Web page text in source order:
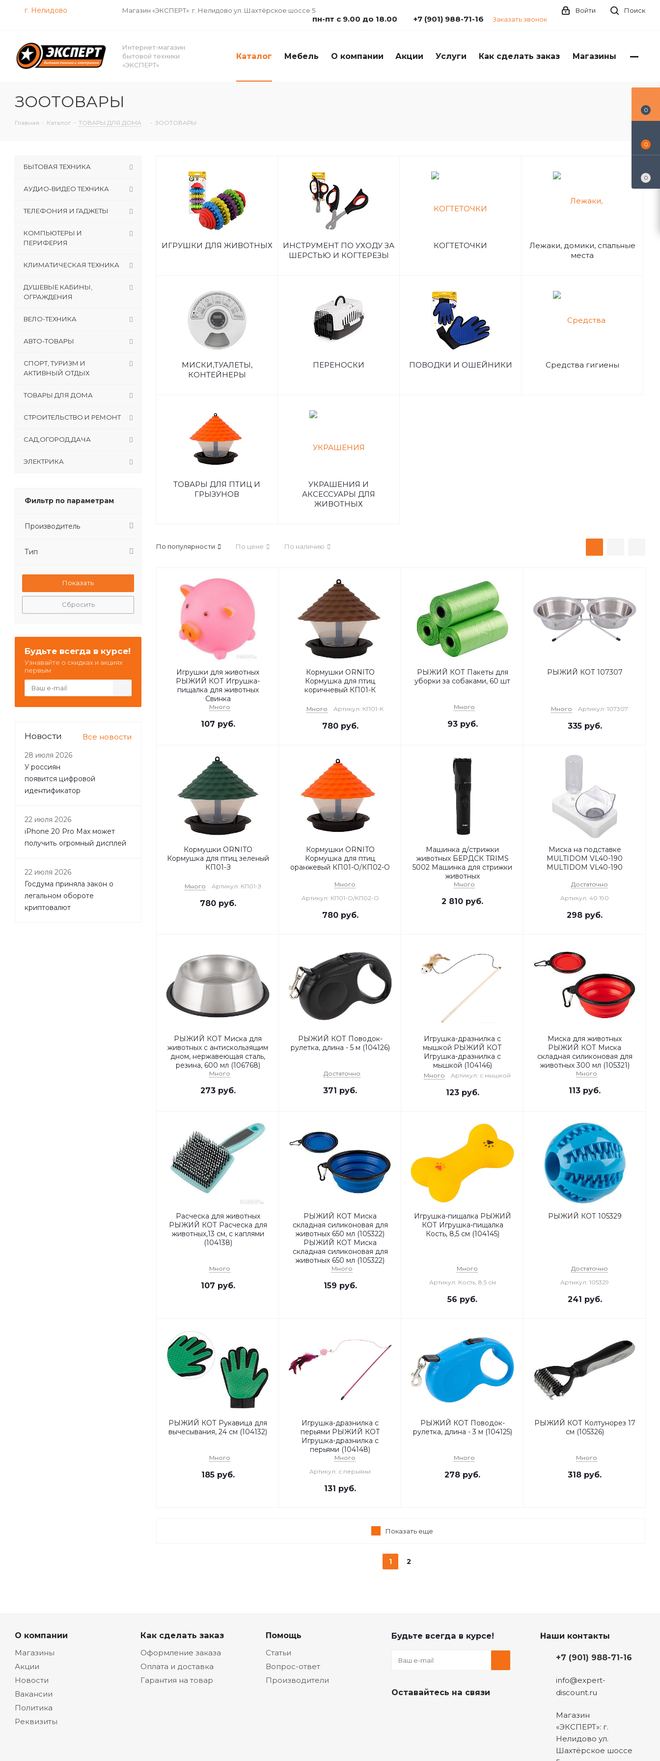
г. Нелидово Магазин «ЭКСПЕРТ»: г. Нелидово ул. Шахтёрское шоссе 5 Поиск
Войти
пн-пт с 9.00 до 18.00 +7 (901) 988-71-16 Заказать звонок
Интернет-магазин
бытовой техники
«ЭКСПЕРТ»
Каталог Мебель О компании Акции Услуги Как сделать заказ Магазины
ЗООТОВАРЫ
Главная - Каталог - ТОВАРЫ ДЛЯ ДОМА - ЗООТОВАРЫ
ИГРУШКИ ДЛЯ ЖИВОТНЫХ
ИНСТРУМЕНТ ПО УХОДУ ЗА
ШЕРСТЬЮ И КОГТЕРЕЗЫ
КОГТЕТОЧКИ
Лежаки, домики, спальные
места
МИСКИ,ТУАЛЕТЫ,
КОНТЕЙНЕРЫ
ПЕРЕНОСКИ ПОВОДКИ И ОШЕЙНИКИ Средства гигиены
ТОВАРЫ ДЛЯ ПТИЦ И
ГРЫЗУНОВ
УКРАШЕНИЯ И
АКСЕССУАРЫ ДЛЯ
ЖИВОТНЫХ
По популярности По цене По наличию
Игрушки для животных
РЫЖИЙ КОТ Игрушка-
пищалка для животных
Свинка
Много
107 руб.
Кормушки ORNITO
Кормушка для птиц
коричневый КП01-К
Много Артикул: КП01-К
780руб.
РЫЖИЙ КОТ Пакеты для
уборки за собаками, 60 шт
Много
93руб.
РЫЖИЙ КОТ 107307
Много Артикул: 107307
335руб.
Кормушки ORNITO
Кормушка для птиц зеленый
КП01-З
Много Артикул: КП01-З
780руб.
Кормушки ORNITO
Кормушка для птиц
оранжевый КП01-О/КП02-О
Много
Артикул: КП01-О/КП02-О
780руб.
Машинка д/стрижки
животных БЕРДСК TRIMS
5002 Машинка для стрижки
животных
Много
2 810 руб.
Миска на подставке
MULTIDOM VL40-190
MULTIDOM VL40-190
Достаточно
Артикул: 40.190
298 руб.
РЫЖИЙ КОТ Миска для
животных с антискользящим
дном, нержавеющая сталь,
резина, 600 мл (106768)
Много
273руб.
РЫЖИЙ КОТ Поводок-
рулетка, длина - 5 м (104126)
Достаточно
371 руб.
Игрушка-дразнилка с
мышкой РЫЖИЙ КОТ
Игрушка-дразнилка с
мышкой (104146)
Много Артикул: с мышкой
123руб.
Миска для животных
РЫЖИЙ КОТ Миска
складная силиконовая для
животных 300 мл (105321)
Много
113 руб.
Расческа для животных
РЫЖИЙ КОТ Расческа для
животных,13 см, с каплями
(104138)
Много
107 руб.
РЫЖИЙ КОТ Миска
складная силиконовая для
животных 650 мл (105322)
РЫЖИЙ КОТ Миска
складная силиконовая для
животных 650 мл (105322)
Много
159 руб.
Игрушка-пищалка РЫЖИЙ
КОТ Игрушка-пищалка
Кость, 8,5 см (104145)
Много
Артикул: Кость, 8,5 см
56 руб.
РЫЖИЙ КОТ 105329
Достаточно
Артикул: 105329
241 руб.
РЫЖИЙ КОТ Рукавица для
вычесывания, 24 см (104132)
Много
185руб.
Игрушка-дразнилка с
перьями РЫЖИЙ КОТ
Игрушка-дразнилка с
перьями (104148)
Много
Артикул: с перьями
131 руб.
РЫЖИЙ КОТ Поводок-
рулетка, длина - 3 м (104125)
Много
278 руб.
РЫЖИЙ КОТ Колтунорез 17
см (105326)
Много
318 руб.
Показать еще
1 2
БЫТОВАЯ ТЕХНИКА
АУДИО-ВИДЕО ТЕХНИКА
ТЕЛЕФОНИЯ И ГАДЖЕТЫ
КОМПЬЮТЕРЫ И
ПЕРИФЕРИЯ
КЛИМАТИЧЕСКАЯ ТЕХНИКА
ДУШЕВЫЕ КАБИНЫ,
ОГРАЖДЕНИЯ
ВЕЛО-ТЕХНИКА
АВТО-ТОВАРЫ
СПОРТ, ТУРИЗМ И
АКТИВНЫЙ ОТДЫХ
ТОВАРЫ ДЛЯ ДОМА
СТРОИТЕЛЬСТВО И РЕМОНТ
САД,ОГОРОД,ДАЧА
ЭЛЕКТРИКА
Фильтр по параметрам
Производитель
Тип
Сбросить
Будьте всегда в курсе!
Узнавайте о скидках и акциях
первым
Новости Все новости
28 июля 2026
У россиян
появится цифровой
идентификатор
22 июля 2026
iPhone 20 Pro Max может
получить огромный дисплей
22 июля 2026
Госдума приняла закон о
легальном обороте
криптовалют
О компании
Магазины
Акции
Новости
Вакансии
Политика
Реквизиты
Как сделать заказ
Оформление заказа
Оплата и доставка
Гарантия на товар
Помощь
Статьи
Вопрос-ответ
Производители
Будьте всегда в курсе!
Оставайтесь на связи
Наши контакты
+7 (901) 988-71-16
info@expert-
discount.ru
Магазин
«ЭКСПЕРТ»: г.
Нелидово ул.
Шахтёрское шоссе
0
0
0